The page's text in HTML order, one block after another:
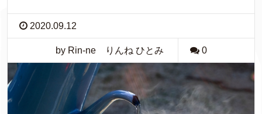
2020.09.12
by Rin-ne りんね ひとみ 0